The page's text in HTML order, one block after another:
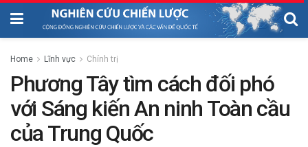
Home Lĩnh vực Chính trị
Phương Tây tìm cách đối phó
với Sáng kiến An ninh Toàn cầu
của Trung Quốc